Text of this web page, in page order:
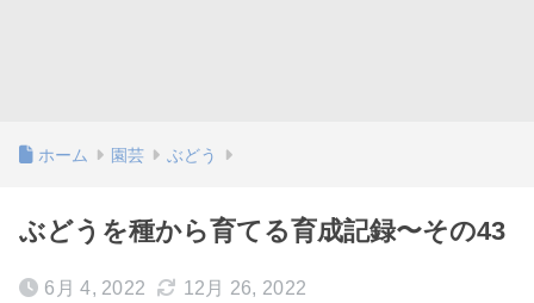
ホーム 園芸 ぶどう
ぶどうを種から育てる育成記録〜その43
6月 4, 2022 12月 26, 2022